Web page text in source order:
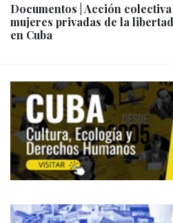
Documentos | Acción
mujeres privadas de la
en Cuba